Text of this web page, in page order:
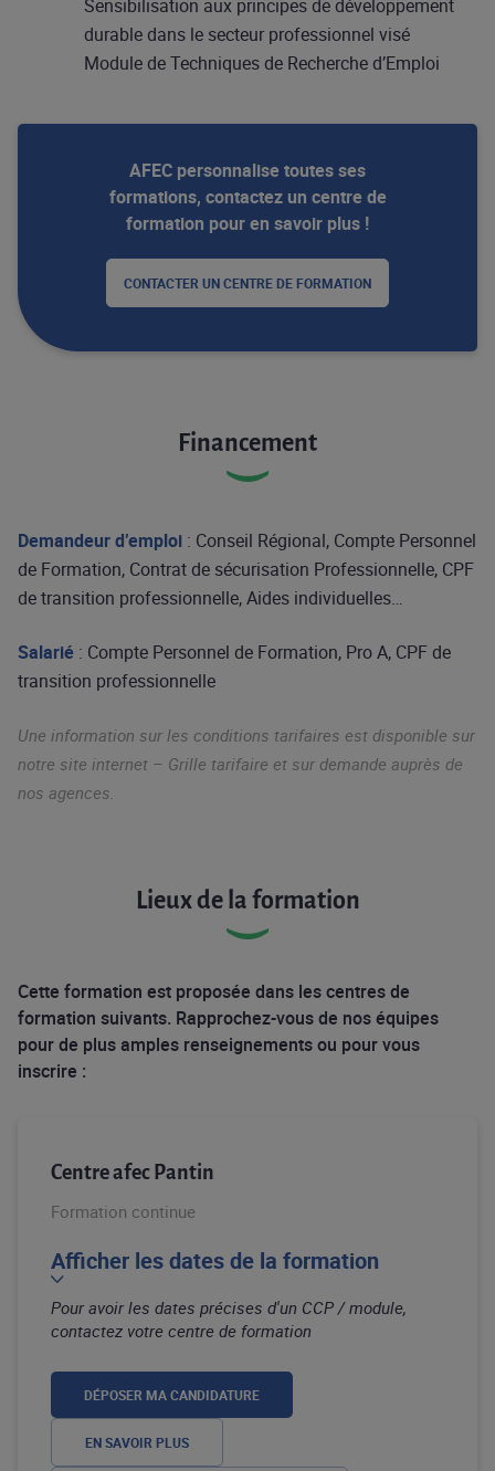
Sensibilisation aux principes de développement
durable dans le secteur professionnel visé
Module de Techniques de Recherche d’Emploi
AFEC personnalise toutes ses
formations, contactez un centre de
formation pour en savoir plus !
CONTACTER UN CENTRE DE FORMATION
Financement
Demandeur d’emploi : Conseil Régional, Compte Personnel
de Formation, Contrat de sécurisation Professionnelle, CPF
de transition professionnelle, Aides individuelles…
Salarié : Compte Personnel de Formation, Pro A, CPF de
transition professionnelle
Une information sur les conditions tarifaires est disponible sur
notre site internet – Grille tarifaire et sur demande auprès de
nos agences.
Lieux de la formation
Cette formation est proposée dans les centres de
formation suivants. Rapprochez-vous de nos équipes
pour de plus amples renseignements ou pour vous
inscrire :
Centre afec Pantin
Formation continue
Afficher les dates de la formation
Pour avoir les dates précises d'un CCP / module,
contactez votre centre de formation
DÉPOSER MA CANDIDATURE
EN SAVOIR PLUS